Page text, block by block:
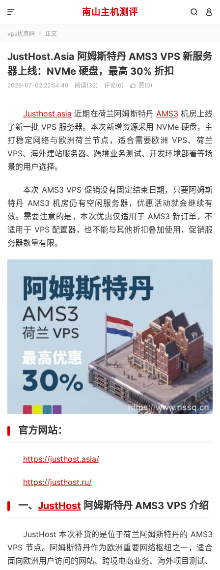
南山主机测评  

vps优惠码  正文
JustHost.Asia 阿姆斯特丹 AMS3 VPS 新服务
器上线：NVMe 硬盘，最高 30% 折扣
2026-07-02 22:54:49 阅读(32) 评论(0)  赞(0)
Justhost.asia 近期在荷兰阿姆斯特丹AMS3 机房上线
了新一批 VPS 服务器。本次新增资源采用 NVMe 硬盘，主
打稳定网络与欧洲荷兰节点，适合需要欧洲 VPS、荷兰
VPS、海外建站服务器、跨境业务测试、开发环境部署等场
景的用户选择。
本次 AMS3 VPS 促销没有固定结束日期，只要阿姆斯
特丹 AMS3 机房仍有空闲服务器，优惠活动就会继续有
效。需要注意的是，本次优惠仅适用于 AMS3 新订单，不
适用于 VPS 配置器，也不能与其他折扣叠加使用，促销服
务器数量有限。
官方网站：
https://justhost.asia/
https://justhost.ru/
一、 JustHost 阿姆斯特丹 AMS3 VPS 介绍
JustHost 本次补货的是位于荷兰阿姆斯特丹的 AMS3
VPS 节点。阿姆斯特丹作为欧洲重要网络枢纽之一，适合
面向欧洲用户访问的网站、跨境电商业务、海外项目测试、